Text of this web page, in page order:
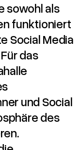
sowohl als
funktioniert
Social Media
das
und Social
des